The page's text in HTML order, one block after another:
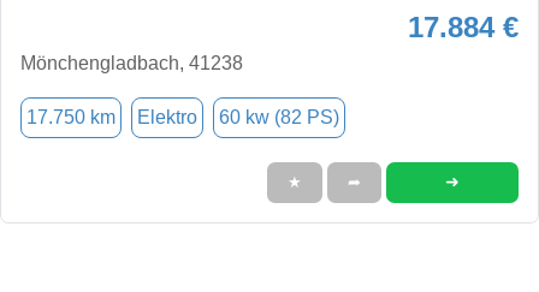
17.884 €
Mönchengladbach, 41238
17.750 km Elektro 60 kw (82 PS)
★ ➦ ➜